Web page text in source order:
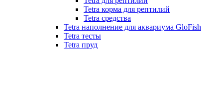
Tetra корма для рептилий
Tetra средства
Tetra наполнение для аквариума GloFish
Tetra тесты
Tetra пруд